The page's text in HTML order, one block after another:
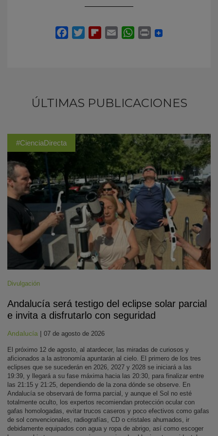
ÚLTIMAS PUBLICACIONES
#CienciaDirecta
Divulgación
Andalucía será testigo del eclipse solar parcial
e invita a disfrutarlo con seguridad
Andalucía | 07 de agosto de 2026
El próximo 12 de agosto, al atardecer, las miradas de curiosos y
aficionados a la astronomía apuntarán al cielo. El primero de los tres
eclipses que se sucederán en 2026, 2027 y 2028 se iniciará a las
19:39, y llegará a su fase máxima hacia las 20:30, para finalizar entre
las 21:15 y 21:25, dependiendo de la zona dónde se observe. En
Andalucía se observará de forma parcial, y aunque el Sol no esté
totalmente oculto, los expertos recomiendan protección ocular con
gafas homologadas, evitar trucos caseros y poco efectivos como gafas
de sol convencionales, radiografías, CD o cristales ahumados, ir
debidamente equipados con agua y ropa de abrigo, así como escoger